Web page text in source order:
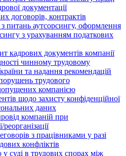
документації
договорів, контрактів
питань аутсорсингу, оформлення
з урахуванням податкових
кадрових документів компанії
чинному трудовому
та надання рекомендацій
трудового
компанією
щодо захисту конфіденційної
даних
компаній при
реорганізації
з працівниками у разі
конфліктів
суді в трудових спорах між